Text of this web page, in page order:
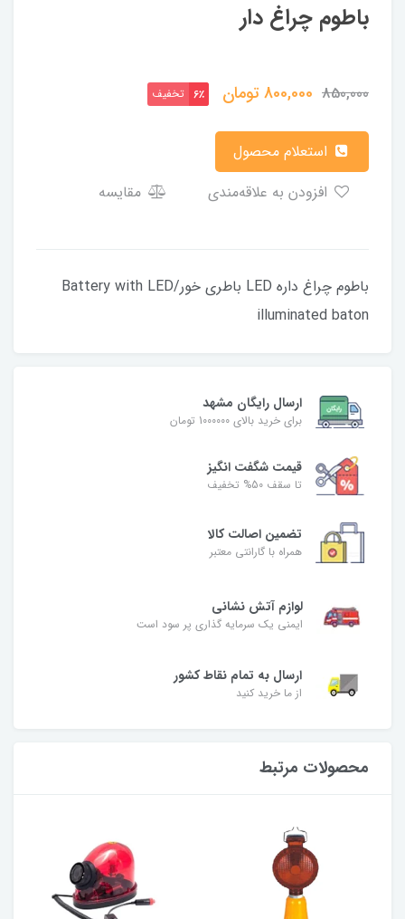
باطوم چراغ دار
850,000
800,000تومان 6٪ تخفیف
مقایسه
باطوم چراغ داره LED باطری خور/Battery with LED
illuminated baton
ارسال رایگان مشهد
برای خرید بالای 1000000 تومان
قیمت شگفت‌ انگیز
تا سقف 50% تخفیف
تضمین اصالت کالا
همراه با گارانتی معتبر
لوازم آتش نشانی
ایمنی یک سرمایه گذاری پر سود است
ارسال به تمام نقاط کشور
از ما خرید کنید
محصولات مرتبط